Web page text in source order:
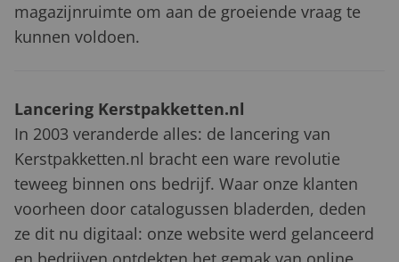
magazijnruimte om aan de groeiende vraag te
kunnen voldoen.
Lancering Kerstpakketten.nl
In 2003 veranderde alles: de lancering van
Kerstpakketten.nl bracht een ware revolutie
teweeg binnen ons bedrijf. Waar onze klanten
voorheen door catalogussen bladerden, deden
ze dit nu digitaal: onze website werd gelanceerd